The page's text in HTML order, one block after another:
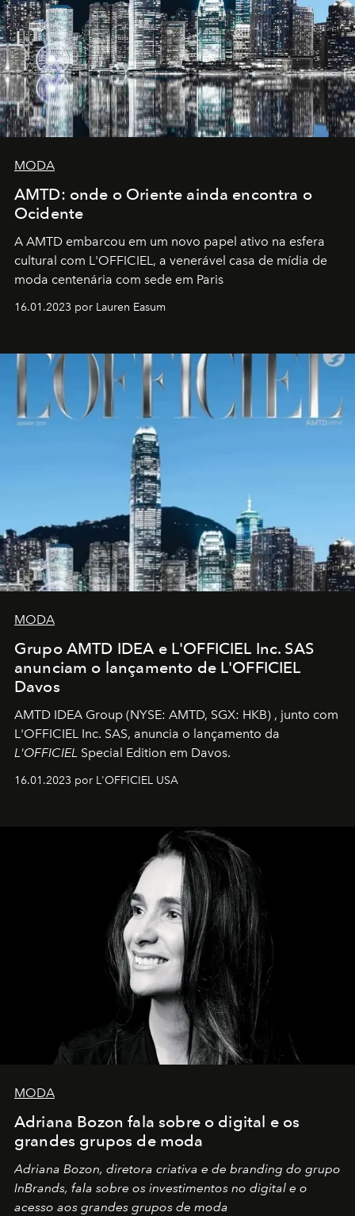
MODA
AMTD: onde o Oriente ainda encontra o
Ocidente
A AMTD embarcou em um novo papel ativo na esfera
cultural com L'OFFICIEL, a venerável casa de mídia de
moda centenária com sede em Paris
16.01.2023 por Lauren Easum
MODA
Grupo AMTD IDEA e L'OFFICIEL Inc. SAS
anunciam o lançamento de L'OFFICIEL
Davos
AMTD IDEA Group (NYSE: AMTD, SGX: HKB) , junto com
L'OFFICIEL Inc. SAS, anuncia o lançamento da
L'OFFICIEL Special Edition em Davos.
16.01.2023 por L'OFFICIEL USA
MODA
Adriana Bozon fala sobre o digital e os
grandes grupos de moda
Adriana Bozon, diretora criativa e de branding do grupo
InBrands, fala sobre os investimentos no digital e o
acesso aos grandes grupos de moda